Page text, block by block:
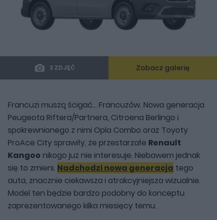
3 ZDJĘĆ Zobacz galerię
Francuzi muszą ścigać... Francuzów. Nowa generacja
Peugeota Riftera/Partnera, Citroena Berlingo i
spokrewnionego z nimi Opla Combo oraz Toyoty
ProAce City sprawiły, że przestarzałe Renault
Kangoo nikogo już nie interesuje. Niebawem jednak
się to zmieni. Nadchodzi nowa generacja tego
auta, znacznie ciekawsza i atrakcyjniejsza wizualnie.
Model ten będzie bardzo podobny do konceptu
zaprezentowanego kilka miesięcy temu.